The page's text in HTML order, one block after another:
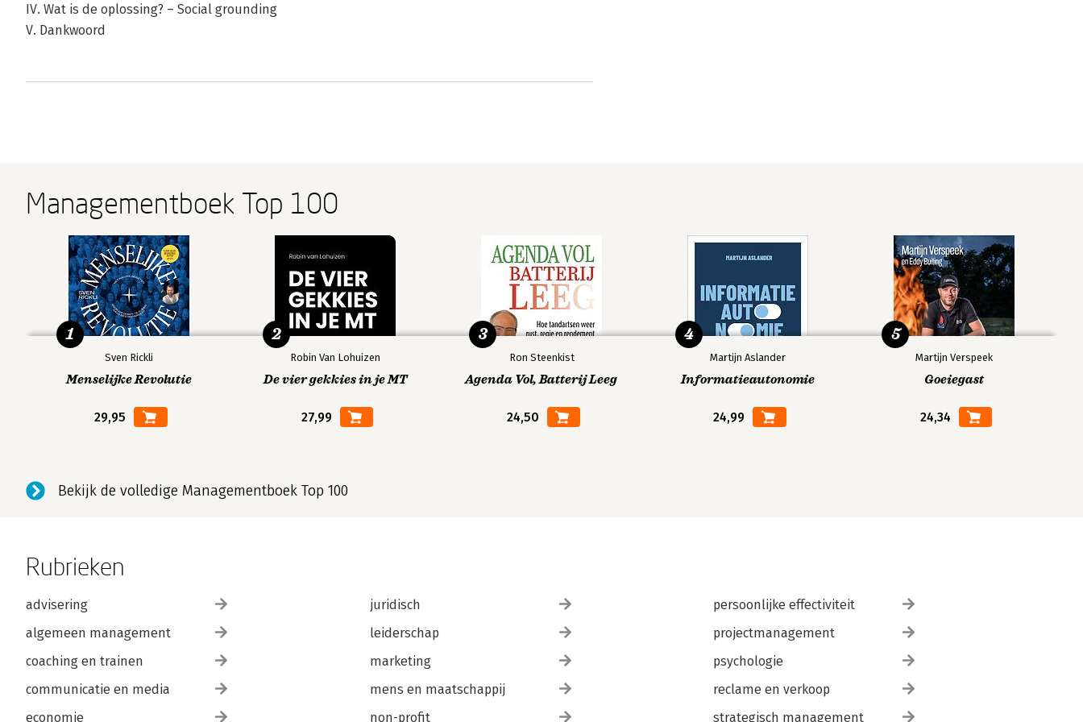
IV. Wat is de oplossing? – Social grounding
V. Dankwoord
Managementboek Top 100
Sven Rickli
Menselijke Revolutie
29,95
1
Robin Van Lohuizen
De vier gekkies in je MT
27,99
2
Ron Steenkist
Agenda Vol, Batterij Leeg
24,50
3
Martijn Aslander
Informatieautonomie
24,99
4
Martijn Verspeek
Goeiegast
24,34
5
Bekijk de volledige Managementboek Top 100
Rubrieken
advisering
algemeen management
coaching en trainen
communicatie en media
economie
juridisch
leiderschap
marketing
mens en maatschappij
non-profit
persoonlijke effectiviteit
projectmanagement
psychologie
reclame en verkoop
strategisch management